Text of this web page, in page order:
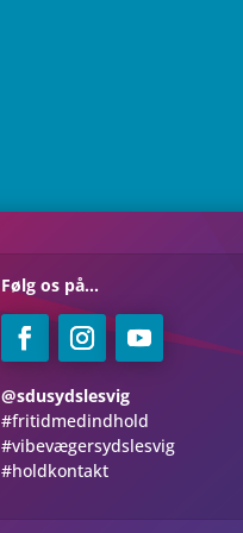
Følg os på...
@sdusydslesvig
#fritidmedindhold
#vibevægersydslesvig
#holdkontakt